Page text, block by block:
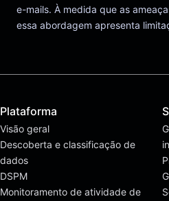
e-mails. À medida que as
essa abordagem apresenta
Plataforma
Visão geral
Descoberta e classificação de
dados
DSPM
Monitoramento de atividade de